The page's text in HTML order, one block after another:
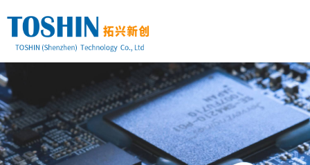
首页
公司简介
拓兴科技
组织架构
精益装配产线